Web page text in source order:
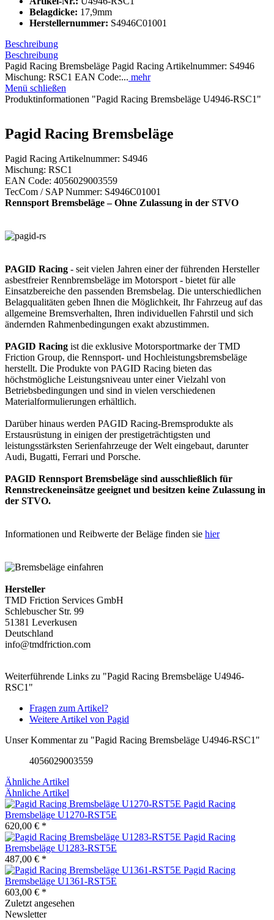
Belagdicke: 17,9mm
Herstellernummer: S4946C01001
Beschreibung
Beschreibung
Pagid Racing Bremsbeläge Pagid Racing Artikelnummer: S4946
Mischung: RSC1 EAN Code:... mehr
Menü schließen
Produktinformationen "Pagid Racing Bremsbeläge U4946-RSC1"
Pagid Racing Bremsbeläge
Pagid Racing Artikelnummer: S4946
Mischung: RSC1
EAN Code: 4056029003559
TecCom / SAP Nummer: S4946C01001
Rennsport Bremsbeläge – Ohne Zulassung in der STVO
PAGID Racing - seit vielen Jahren einer der führenden Hersteller
asbestfreier Rennbremsbeläge im Motorsport - bietet für alle
Einsatzbereiche den passenden Bremsbelag. Die unterschiedlichen
Belagqualitäten geben Ihnen die Möglichkeit, Ihr Fahrzeug auf das
allgemeine Bremsverhalten, Ihren individuellen Fahrstil und sich
ändernden Rahmenbedingungen exakt abzustimmen.
PAGID Racing ist die exklusive Motorsportmarke der TMD
Friction Group, die Rennsport- und Hochleistungsbremsbeläge
herstellt. Die Produkte von PAGID Racing bieten das
höchstmögliche Leistungsniveau unter einer Vielzahl von
Betriebsbedingungen und sind in vielen verschiedenen
Materialformulierungen erhältlich.
Darüber hinaus werden PAGID Racing-Bremsprodukte als
Erstausrüstung in einigen der prestigeträchtigsten und
leistungsstärksten Serienfahrzeuge der Welt eingebaut, darunter
Audi, Bugatti, Ferrari und Porsche.
PAGID Rennsport Bremsbeläge sind ausschließlich für
Rennstreckeneinsätze geeignet und besitzen keine Zulassung in
der STVO.
Informationen und Reibwerte der Beläge finden sie hier
Hersteller
TMD Friction Services GmbH
Schlebuscher Str. 99
51381 Leverkusen
Deutschland
info@tmdfriction.com
Weiterführende Links zu "Pagid Racing Bremsbeläge U4946-
RSC1"
Fragen zum Artikel?
Weitere Artikel von Pagid
Unser Kommentar zu "Pagid Racing Bremsbeläge U4946-RSC1"
4056029003559
Ähnliche Artikel
Ähnliche Artikel
Pagid Racing
Bremsbeläge U1270-RST5E
620,00 € *
Pagid Racing
Bremsbeläge U1283-RST5E
487,00 € *
Pagid Racing
Bremsbeläge U1361-RST5E
603,00 € *
Zuletzt angesehen
Newsletter